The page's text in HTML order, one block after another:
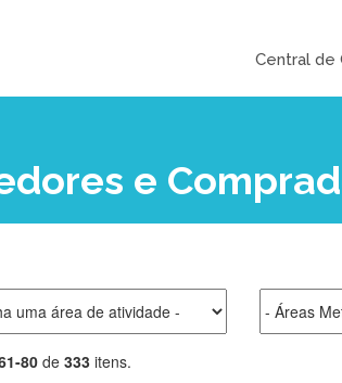
Central de
e
80de 333itens.